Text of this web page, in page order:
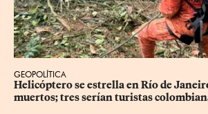
GEOPOLÍTICA
Helicóptero se estrella en Río de
muertos; tres serían turistas